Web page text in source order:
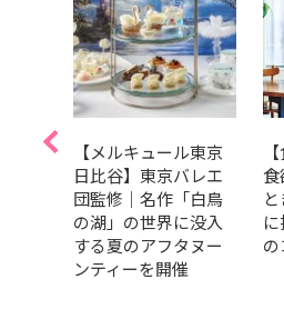
【メルキュール東京
日比谷】東京バレエ
団監修｜名作「白鳥
の湖」の世界に没入
する夏のアフタヌー
ンティーを開催